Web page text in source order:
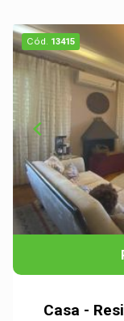
Cód. 13415
Casa -